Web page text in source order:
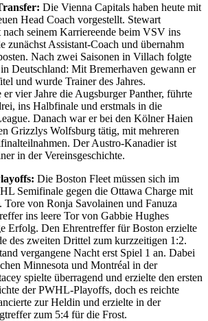
Die Vienna Capitals haben heute mit
Head Coach vorgestellt. Stewart
seinem Karriereende beim VSV ins
zunächst Assistant-Coach und übernahm
Nach zwei Saisonen in Villach folgte
Deutschland: Mit Bremerhaven gewann er
und wurde Trainer des Jahres.
vier Jahre die Augsburger Panther, führte
ins Halbfinale und erstmals in die
Danach war er bei den Kölner Haien
Grizzlys Wolfsburg tätig, mit mehreren
Der Austro-Kanadier ist
in der Vereinsgeschichte.
Die Boston Fleet müssen sich im
Semifinale gegen die Ottawa Charge mit
Tore von Ronja Savolainen und Fanuza
ins leere Tor von Gabbie Hughes
Erfolg. Den Ehrentreffer für Boston erzielte
des zweiten Drittel zum kurzzeitigen 1:2.
vergangene Nacht erst Spiel 1 an. Dabei
Minnesota und Montréal in der
spielte überragend und erzielte den ersten
der PWHL-Playoffs, doch es reichte
zur Heldin und erzielte in der
zum 5:4 für die Frost.